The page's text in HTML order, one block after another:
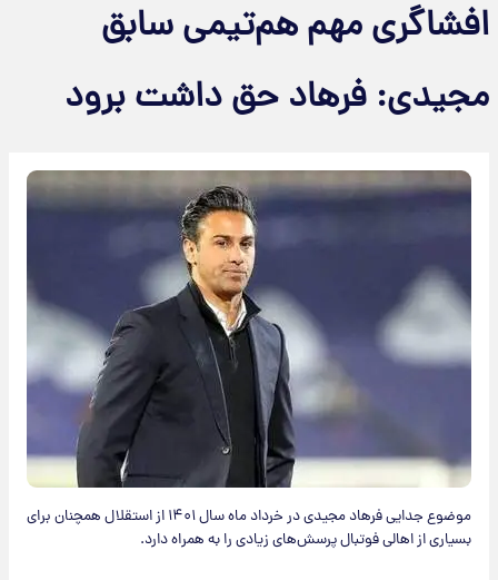
افشاگری مهم هم‌تیمی سابق
مجیدی: فرهاد حق داشت برود
موضوع جدایی فرهاد مجیدی در خرداد ماه سال ۱۴۰۱ از استقلال همچنان برای
بسیاری از اهالی فوتبال پرسش‌های زیادی را به همراه دارد.